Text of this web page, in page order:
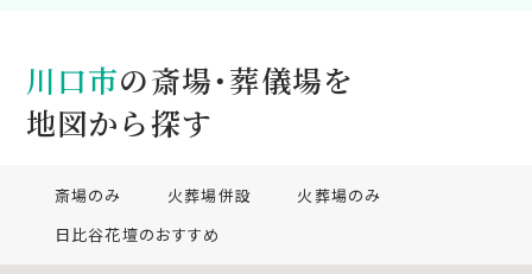
川口市の斎場・葬儀場を
地図から探す
斎場のみ 火葬場併設
火葬場のみ
日比谷花壇のおすすめ